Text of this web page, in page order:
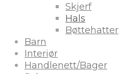
Skjerf
Hals
Bøttehatter
Barn
Interiør
Handlenett/Bager